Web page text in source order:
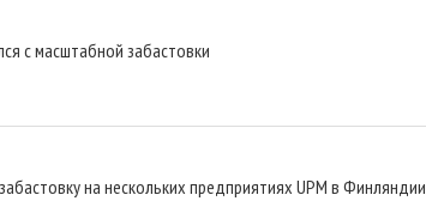
с масштабной забастовки
на нескольких предприятиях UPM в Финляндии